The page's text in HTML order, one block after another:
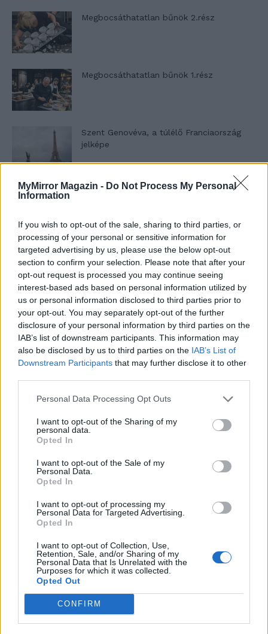
MyMirror Magazin - Do Not Process My Personal
Information
If you wish to opt-out of the sale, sharing to third parties, or
processing of your personal or sensitive information for
targeted advertising by us, please use the below opt-out
section to confirm your selection. Please note that after your
opt-out request is processed you may continue seeing
interest-based ads based on personal information utilized by
us or personal information disclosed to third parties prior to
your opt-out. You may separately opt-out of the further
disclosure of your personal information by third parties on the
IAB’s list of downstream participants. This information may
also be disclosed by us to third parties on the IAB’s List of
Downstream Participants that may further disclose it to other
Personal Data Processing Opt Outs
I want to opt-out of the Sharing of my
personal data.
Opted In
I want to opt-out of the Sale of my
Personal Data.
Opted In
I want to opt-out of processing my
Personal Data for Targeted Advertising.
Opted In
I want to opt-out of Collection, Use,
Retention, Sale, and/or Sharing of my
Personal Data that Is Unrelated with the
Purposes for which it was collected.
Opted Out
CONFIRM
Megbocsáthatatlan bűnök 2.rész
Megbocsáthatatlan bűnök 1.rész
Szent Genovéva, a túlélő Franciaország
jelképe
Minka 12. rész
Minka 11. rész
T. szereti a fiatal lányokat 14. rész
Pedig szóltam… – Miért nem hiszünk a
A legidegesítőbb kifejezések laza
gyűjteménye
Elyna Robbs: Adéle és az örökölt árnyak
A világ legismertebb ruhái